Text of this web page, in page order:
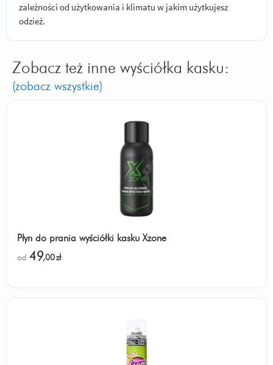
zależności od użytkowania i klimatu w jakim użytkujesz
odzież.
Zobacz też inne wyściółka kasku:
(zobacz wszystkie)
Płyn do prania wyściółki kasku Xzone
od 49,00zł